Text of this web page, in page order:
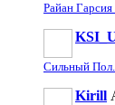
Райан
Сильный
Kirill